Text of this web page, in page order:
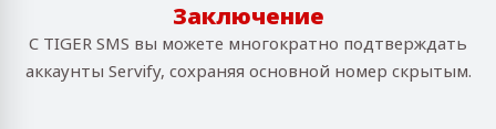
Заключение
С TIGER SMS вы можете многократно подтверждать
аккаунты Servify, сохраняя основной номер скрытым.